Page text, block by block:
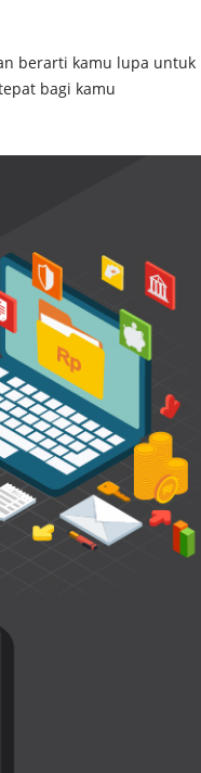
berarti kamu lupa untuk
bagi kamu